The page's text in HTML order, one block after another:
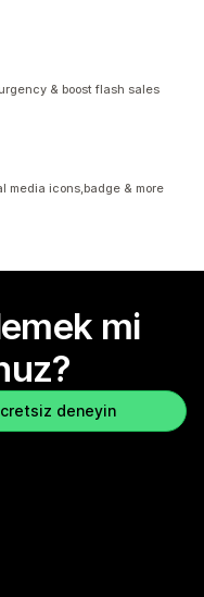
& boost flash sales
media icons,badge & more
mi
deneyin